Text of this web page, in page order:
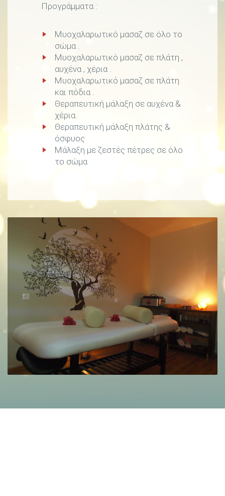
Προγράμματα :
Μυοχαλαρωτικό μασαζ σε όλο το
σώμα .
Μυοχαλαρωτικό μασαζ σε πλάτη ,
αυχένα , χέρια .
Μυοχαλαρωτικό μασαζ σε πλάτη
και πόδια .
Θεραπευτική μάλαξη σε αυχένα &
χέρια.
Θεραπευτική μάλαξη πλάτης &
όσφυος
Μάλαξη με ζεστές πέτρες σε όλο
το σώμα